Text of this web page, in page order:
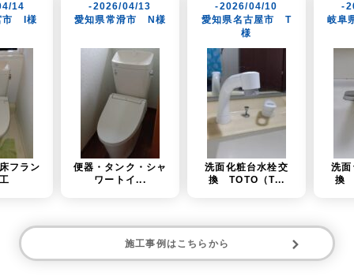
-2026/04/13
知県常滑市 N様
・タンク・シャ
-2026/04/10
愛知県名古屋市 T
洗面化粧台水栓交
換 TOTO（T...
-2026/04/07
岐阜県岐阜市 K様
洗面台水栓金具交
換 TOTO（T...
施工事例はこちらから